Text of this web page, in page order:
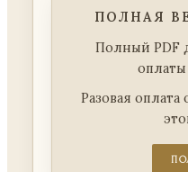
ПОЛНАЯ
Полный PDF
оплаты
Разовая